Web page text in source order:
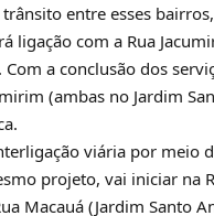
entre esses
ligação com a Rua
a conclusão dos
(ambas no Jardim
viária por meio
projeto, vai iniciar na
Macauá (Jardim Santo